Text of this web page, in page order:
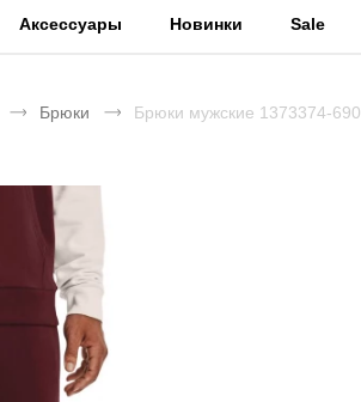
Аксессуары Новинки Sale
Брюки Брюки мужские 1373374-690